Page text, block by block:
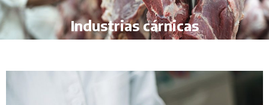
Industrias cárnicas